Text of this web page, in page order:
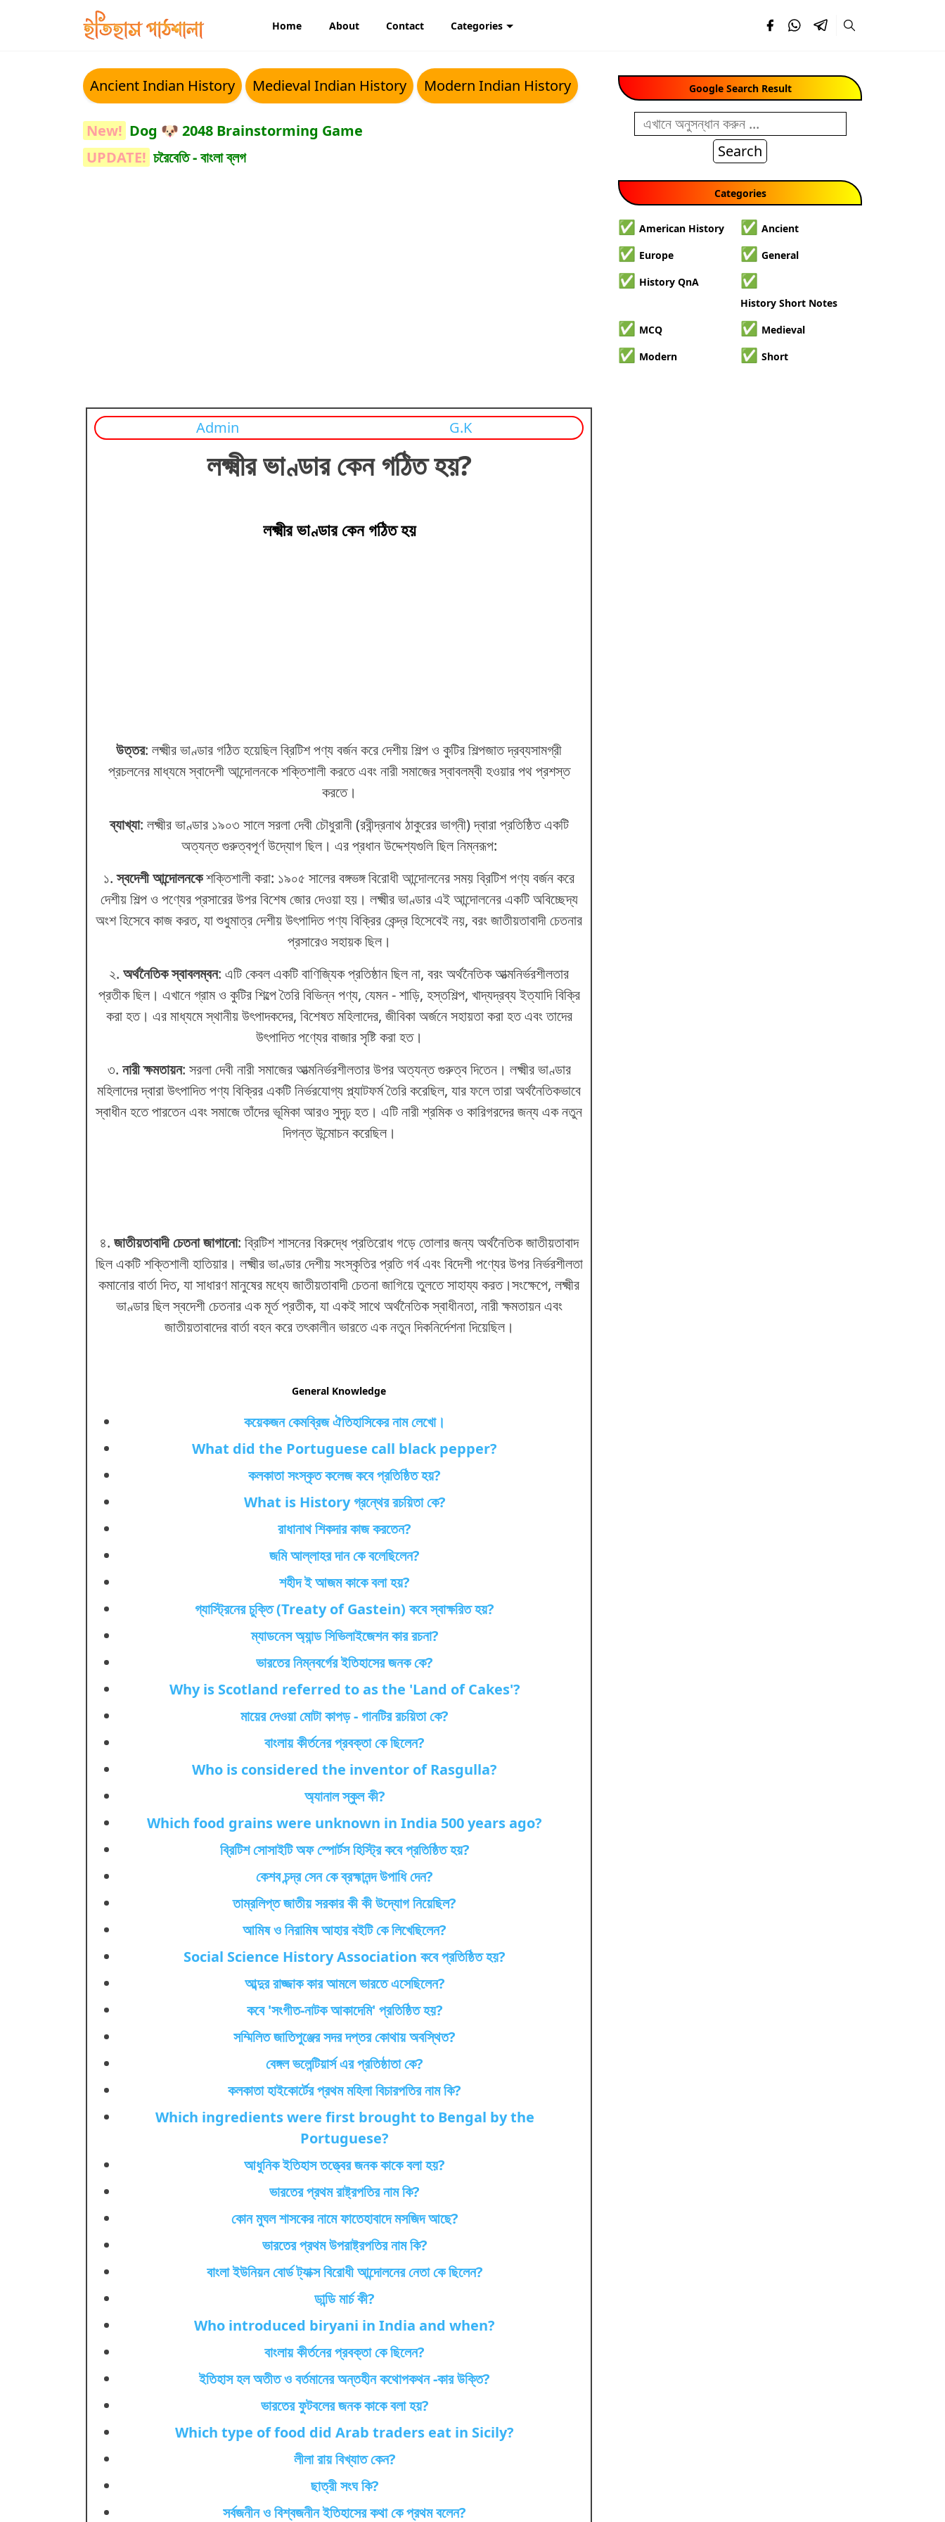
Home About Contact Categories
Ancient Indian History Medieval Indian History Modern Indian History
Dog 🐶 2048 Brainstorming Game
চরৈবেতি - বাংলা ব্লগ
Admin G.K
লক্ষ্মীর ভাণ্ডার কেন গঠিত হয়?
লক্ষ্মীর ভাণ্ডার কেন গঠিত হয়
উত্তর: লক্ষ্মীর ভাণ্ডার গঠিত হয়েছিল ব্রিটিশ পণ্য বর্জন করে দেশীয় শিল্প ও কুটির শিল্পজাত দ্রব্যসামগ্রী
প্রচলনের মাধ্যমে স্বাদেশী আন্দোলনকে শক্তিশালী করতে এবং নারী সমাজের স্বাবলম্বী হওয়ার পথ প্রশস্ত
করতে।
ব্যাখ্যা: লক্ষ্মীর ভাণ্ডার ১৯০৩ সালে সরলা দেবী চৌধুরানী (রবীন্দ্রনাথ ঠাকুরের ভাগ্নী) দ্বারা প্রতিষ্ঠিত একটি
অত্যন্ত গুরুত্বপূর্ণ উদ্যোগ ছিল। এর প্রধান উদ্দেশ্যগুলি ছিল নিম্নরূপ:
১.স্বদেশী আন্দোলনকেশক্তিশালী করা: ১৯০৫ সালের বঙ্গভঙ্গ বিরোধী আন্দোলনের সময় ব্রিটিশ পণ্য বর্জন করে
দেশীয় শিল্প ও পণ্যের প্রসারের উপর বিশেষ জোর দেওয়া হয়। লক্ষ্মীর ভাণ্ডার এই আন্দোলনের একটি অবিচ্ছেদ্য
অংশ হিসেবে কাজ করত, যা শুধুমাত্র দেশীয় উৎপাদিত পণ্য বিক্রির কেন্দ্র হিসেবেই নয়, বরং জাতীয়তাবাদী চেতনার
প্রসারেও সহায়ক ছিল।
২. অর্থনৈতিক স্বাবলম্বন: এটি কেবল একটি বাণিজ্যিক প্রতিষ্ঠান ছিল না, বরং অর্থনৈতিক আত্মনির্ভরশীলতার
প্রতীক ছিল। এখানে গ্রাম ও কুটির শিল্পে তৈরি বিভিন্ন পণ্য, যেমন - শাড়ি, হস্তশিল্প, খাদ্যদ্রব্য ইত্যাদি বিক্রি
করা হত। এর মাধ্যমে স্থানীয় উৎপাদকদের, বিশেষত মহিলাদের, জীবিকা অর্জনে সহায়তা করা হত এবং তাদের
উৎপাদিত পণ্যের বাজার সৃষ্টি করা হত।
৩. নারী ক্ষমতায়ন: সরলা দেবী নারী সমাজের আত্মনির্ভরশীলতার উপর অত্যন্ত গুরুত্ব দিতেন। লক্ষ্মীর ভাণ্ডার
মহিলাদের দ্বারা উৎপাদিত পণ্য বিক্রির একটি নির্ভরযোগ্য প্ল্যাটফর্ম তৈরি করেছিল, যার ফলে তারা অর্থনৈতিকভাবে
স্বাধীন হতে পারতেন এবং সমাজে তাঁদের ভূমিকা আরও সুদৃঢ় হত। এটি নারী শ্রমিক ও কারিগরদের জন্য এক নতুন
দিগন্ত উন্মোচন করেছিল।
৪. জাতীয়তাবাদী চেতনা জাগানো: ব্রিটিশ শাসনের বিরুদ্ধে প্রতিরোধ গড়ে তোলার জন্য অর্থনৈতিক জাতীয়তাবাদ
ছিল একটি শক্তিশালী হাতিয়ার। লক্ষ্মীর ভাণ্ডার দেশীয় সংস্কৃতির প্রতি গর্ব এবং বিদেশী পণ্যের উপর নির্ভরশীলতা
কমানোর বার্তা দিত, যা সাধারণ মানুষের মধ্যে জাতীয়তাবাদী চেতনা জাগিয়ে তুলতে সাহায্য করত।সংক্ষেপে, লক্ষ্মীর
ভাণ্ডার ছিল স্বদেশী চেতনার এক মূর্ত প্রতীক, যা একই সাথে অর্থনৈতিক স্বাধীনতা, নারী ক্ষমতায়ন এবং
জাতীয়তাবাদের বার্তা বহন করে তৎকালীন ভারতে এক নতুন দিকনির্দেশনা দিয়েছিল।
General Knowledge
কয়েকজন কেমব্রিজ ঐতিহাসিকের নাম লেখো।
What did the Portuguese call black pepper?
কলকাতা সংস্কৃত কলেজ কবে প্রতিষ্ঠিত হয়?
What is History গ্রন্থের রচয়িতা কে?
রাধানাথ শিকদার কাজ করতেন?
জমি আল্লাহর দান কে বলেছিলেন?
শহীদ ই আজম কাকে বলা হয়?
গ্যাস্ট্রিনের চুক্তি (Treaty of Gastein) কবে স্বাক্ষরিত হয়?
ম্যাডনেস অ্যান্ড সিভিলাইজেশন কার রচনা?
ভারতের নিম্নবর্গের ইতিহাসের জনক কে?
Why is Scotland referred to as the 'Land of Cakes'?
মায়ের দেওয়া মোটা কাপড় - গানটির রচয়িতা কে?
বাংলায় কীর্তনের প্রবক্তা কে ছিলেন?
Who is considered the inventor of Rasgulla?
অ্যানাল স্কুল কী?
Which food grains were unknown in India 500 years ago?
ব্রিটিশ সোসাইটি অফ স্পোর্টস হিস্ট্রি কবে প্রতিষ্ঠিত হয়?
কেশব চন্দ্র সেন কে ব্রহ্মানন্দ উপাধি দেন?
তাম্রলিপ্ত জাতীয় সরকার কী কী উদ্যোগ নিয়েছিল?
আমিষ ও নিরামিষ আহার বইটি কে লিখেছিলেন?
Social Science History Association কবে প্রতিষ্ঠিত হয়?
আব্দুর রাজ্জাক কার আমলে ভারতে এসেছিলেন?
কবে 'সংগীত-নাটক আকাদেমি' প্রতিষ্ঠিত হয়?
সম্মিলিত জাতিপুঞ্জের সদর দপ্তর কোথায় অবস্থিত?
বেঙ্গল ভলেন্টিয়ার্স এর প্রতিষ্ঠাতা কে?
কলকাতা হাইকোর্টের প্রথম মহিলা বিচারপতির নাম কি?
Which ingredients were first brought to Bengal by the
Portuguese?
আধুনিক ইতিহাস তত্ত্বের জনক কাকে বলা হয়?
ভারতের প্রথম রাষ্ট্রপতির নাম কি?
কোন মুঘল শাসকের নামে ফাতেহাবাদে মসজিদ আছে?
ভারতের প্রথম উপরাষ্ট্রপতির নাম কি?
বাংলা ইউনিয়ন বোর্ড ট্যাক্স বিরোধী আন্দোলনের নেতা কে ছিলেন?
ডান্ডি মার্চ কী?
Who introduced biryani in India and when?
বাংলায় কীর্তনের প্রবক্তা কে ছিলেন?
ইতিহাস হল অতীত ও বর্তমানের অন্তহীন কথোপকথন -কার উক্তি?
ভারতের ফুটবলের জনক কাকে বলা হয়?
Which type of food did Arab traders eat in Sicily?
লীলা রায় বিখ্যাত কেন?
ছাত্রী সংঘ কি?
সর্বজনীন ও বিশ্বজনীন ইতিহাসের কথা কে প্রথম বলেন?
Google Search Result
Search
Categories
✅ American History ✅ Ancient
✅ Europe ✅ General
✅ History QnA ✅
History Short Notes
✅ MCQ ✅ Medieval
✅ Modern ✅ Short